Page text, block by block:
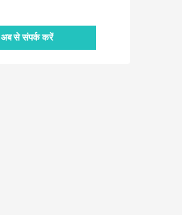
अब से संपर्क करें